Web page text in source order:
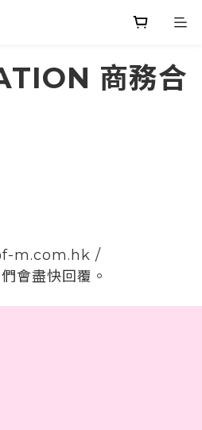
商務合
m.com.hk /
們會盡快回覆。